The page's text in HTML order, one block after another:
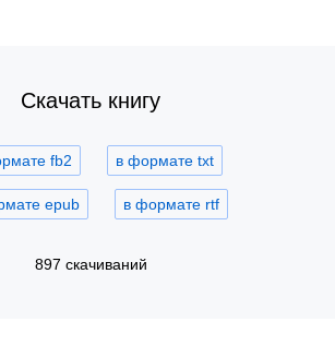
Скачать книгу
fb2 в формате txt
epub в формате rtf
897 скачиваний